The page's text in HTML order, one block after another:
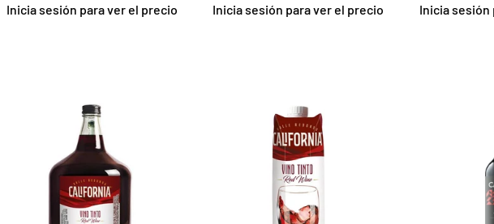
Inicia sesión para ver el precio
Inicia sesión para ver el precio
Inicia sesión